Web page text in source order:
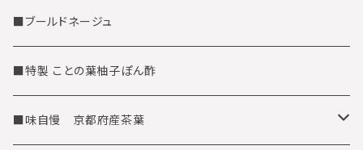
■ブールドネージュ
■特製 ことの葉柚子ぽん酢
■味自慢 京都府産茶葉